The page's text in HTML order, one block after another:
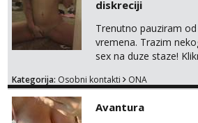
diskreciji
Trenutno pauziram
vremena. Trazim
sex na duze staze!
Kategorija: Osobni kontakti ONA
Avantura